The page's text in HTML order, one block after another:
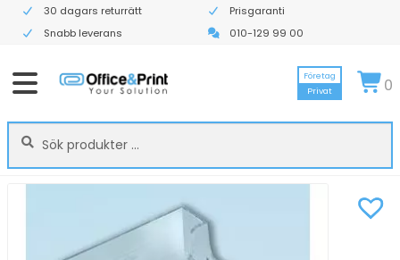
30 dagars returrätt
Prisgaranti
Snabb leverans
010-129 99 00
Sök
efter:
Sök
Företag
Privat
0